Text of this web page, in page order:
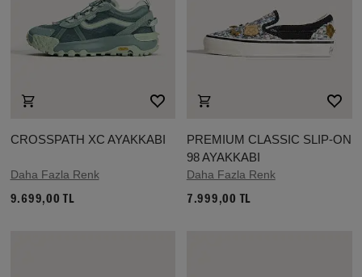
CROSSPATH XC AYAKKABI
Daha Fazla Renk
9.699,00 TL
PREMIUM CLASSIC SLIP-ON
98 AYAKKABI
Daha Fazla Renk
7.999,00 TL